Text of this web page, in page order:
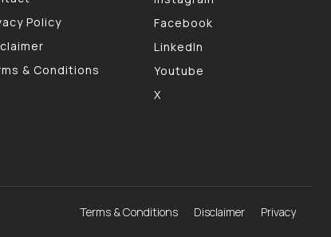
Policy
& Conditions
Facebook
LinkedIn
Youtube
X
Terms & Conditions Disclaimer Privacy